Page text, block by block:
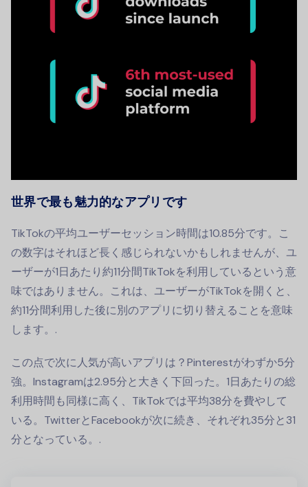
世界で最も魅力的なアプリです
TikTokの平均ユーザーセッション時間は10.85分です。こ
の数字はそれほど長く感じられないかもしれませんが、ユ
ーザーが1日あたり約11分間TikTokを利用しているという意
味ではありません。これは、ユーザーがTikTokを開くと、
約11分間利用した後に別のアプリに切り替えることを意味
します。.
この点で次に人気が高いアプリは？Pinterestがわずか5分
強。Instagramは2.95分と大きく下回った。1日あたりの総
利用時間も同様に高く、TikTokでは平均38分を費やして
いる。TwitterとFacebookが次に続き、それぞれ35分と31
分となっている。.